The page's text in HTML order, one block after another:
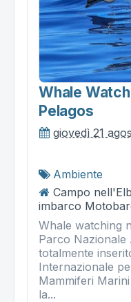
Whale
Pelagos
giovedì 21
Ambiente
Campo
imbarco
Whale watching
Parco Nazionale
totalmente
Internazionale
Mammiferi
la...